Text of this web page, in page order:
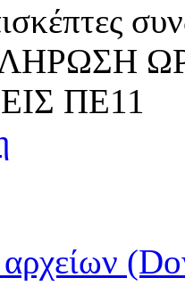
ΠΕ11